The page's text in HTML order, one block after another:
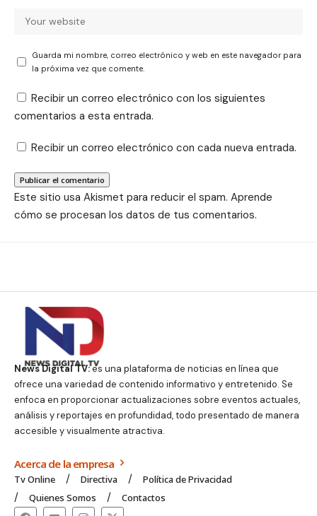
Guarda mi nombre, correo electrónico y web en este navegador para
la próxima vez que comente.
Recibir un correo electrónico con los siguientes
comentarios a esta entrada.
Recibir un correo electrónico con cada nueva entrada.
Este sitio usa Akismet para reducir el spam. Aprende
cómo se procesan los datos de tus comentarios.
News Digital TV:es una plataforma de noticias en línea que
ofrece una variedad de contenido informativo y entretenido. Se
enfoca en proporcionar actualizaciones sobre eventos actuales,
análisis y reportajes en profundidad, todo presentado de manera
accesible y visualmente atractiva.
Acerca de la empresa
Tv Online Directiva
Política de Privacidad
Quienes Somos
Contactos